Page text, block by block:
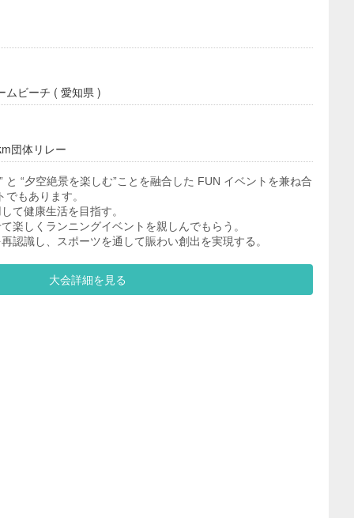
ムビーチ ( 愛知県 )
団体リレー
と “夕空絶景を楽しむ”ことを融合した FUN イベントを兼ね合
もあります。
て健康生活を目指す。
楽しくランニングイベントを親しんでもらう。
認識し、スポーツを通して賑わい創出を実現する。
大会詳細を見る